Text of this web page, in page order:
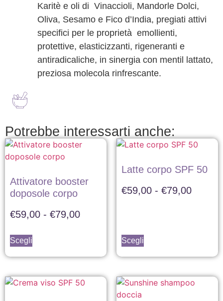
Karitè e oli di Vinaccioli, Mandorle Dolci,
Oliva, Sesamo e Fico d’India, pregiati attivi
specifici per le proprietà emollienti,
protettive, elasticizzanti, rigeneranti e
antiradicaliche, in sinergia con mentil lattato,
preziosa molecola rinfrescante.
Potrebbe interessarti anche:
Attivatore booster
doposole corpo
€59,00 - €79,00
Scegli
Latte corpo SPF 50
€59,00 - €79,00
Scegli